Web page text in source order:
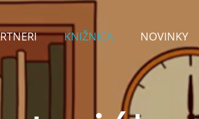
KNIŽNICA NOVINKY